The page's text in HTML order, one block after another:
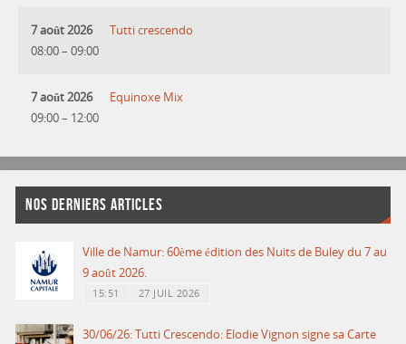
7 août 2026
08:00– 09:00
Tutti crescendo
7 août 2026
09:00– 12:00
Equinoxe Mix
NOS DERNIERS ARTICLES
Ville de Namur: 60ème édition des Nuits de Buley du 7 au
9 août 2026.
15:51 27 JUIL 2026
30/06/26: Tutti Crescendo: Elodie Vignon signe sa Carte